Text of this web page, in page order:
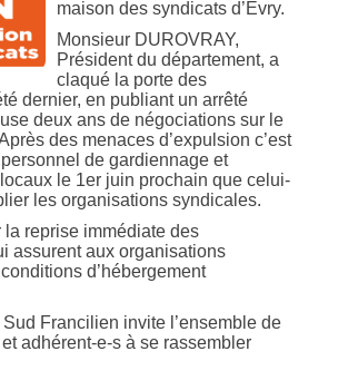
maison des syndicats d’Evry.
Monsieur DUROVRAY,
Président du département, a
claqué la porte des
dernier, en publiant un arrêté
deux ans de négociations sur le
des menaces d’expulsion c’est
de gardiennage et
le 1er juin prochain que celui-
les organisations syndicales.
la reprise immédiate des
assurent aux organisations
d’hébergement
Sud Francilien invite l’ensemble de
adhérent-e-s à se rassembler